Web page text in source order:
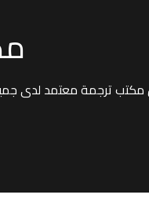
ترجمة معتمد لدى